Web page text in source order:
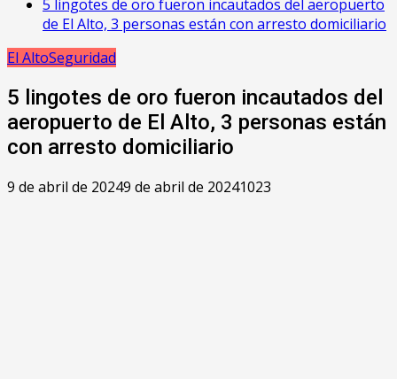
5 lingotes de oro fueron incautados del aeropuerto
de El Alto, 3 personas están con arresto domiciliario
El AltoSeguridad
5 lingotes de oro fueron incautados del
aeropuerto de El Alto, 3 personas están
con arresto domiciliario
9 de abril de 20249 de abril de 20241023